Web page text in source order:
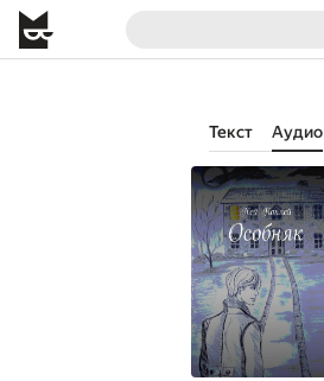
Текст Аудио